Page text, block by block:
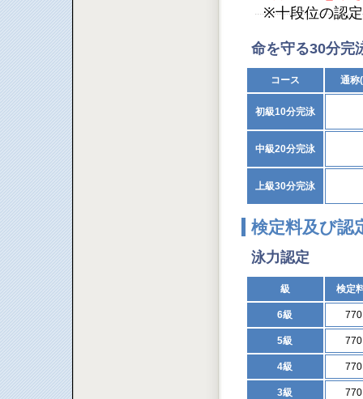
※十段位の認
命を守る30分完
コース 通称
初級10分完泳
中級20分完泳
上級30分完泳
検定料及び認
泳力認定
級 検定
6級
5級
4級
3級